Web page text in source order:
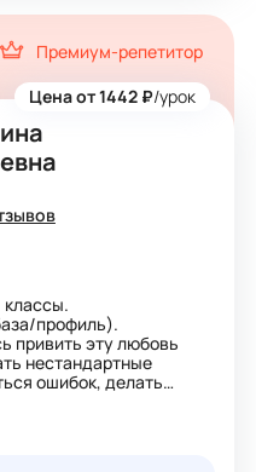
Цена от 1442 ₽/урок
Премиум-репетитор
классы.
профиль).
привить эту любовь
нестандартные
ошибок, делать
с жизнью.
баллов, успешно